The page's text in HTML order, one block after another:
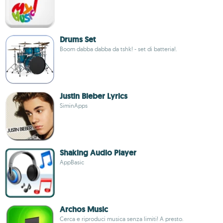
Drums Set
Boom dabba dabba da tshk! - set di batteria!.
Justin Bieber Lyrics
SiminApps
Shaking Audio Player
AppBasic
Archos Music
Cerca e riproduci musica senza limiti! A presto.